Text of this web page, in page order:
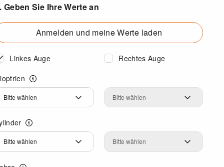
Geben Sie Ihre Werte an
Anmelden und meine Werte laden
Linkes Auge
Rechtes Auge
Dioptrien
Zylinder